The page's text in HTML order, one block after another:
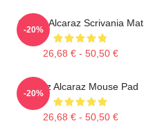
Carlos Alcaraz Scrivania Mat
26,68 € - 50,50 €
-20%
Carloz Alcaraz Mouse Pad
26,68 € - 50,50 €
-20%